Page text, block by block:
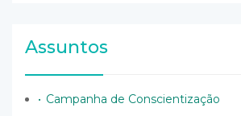
Assuntos
Campanha de Conscientização